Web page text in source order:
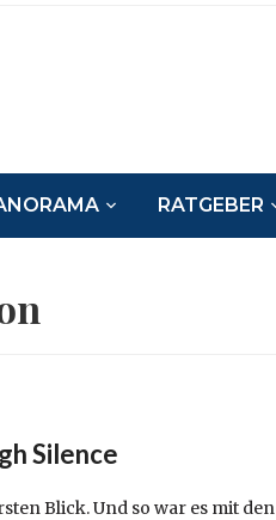
RATGEBER
Silence
Blick. Und so war es mit den